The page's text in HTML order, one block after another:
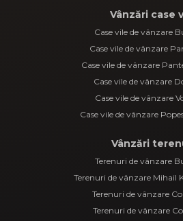
Vânzări case
Case vile de vânzare
Case vile de vânzare
Case vile de vânzare
Case vile de vânzare
Case vile de vânzare
Case vile de vânzare
Vânzări
Terenuri de vânzare
Terenuri de vânzare Mihail
Terenuri de vânzare
Terenuri de vânzare